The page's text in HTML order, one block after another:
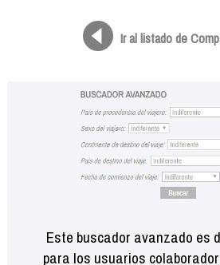
Ir al listado de
Este buscador avanzado es
para los usuarios